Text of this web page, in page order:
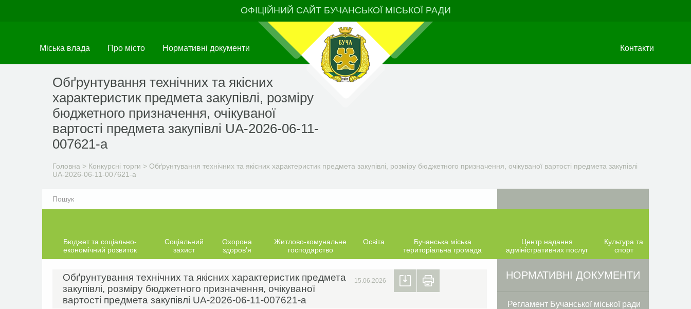
ОФІЦІЙНИЙ САЙТ БУЧАНСЬКОЇ МІСЬКОЇ РАДИ
Міська влада Про місто Нормативні документи Контакти
Обґрунтування технічних та якісних
характеристик предмета закупівлі, розміру
бюджетного призначення, очікуваної
вартості предмета закупівлі UA-2026-06-11-
007621-a
Головна > Конкурсні торги > Обґрунтування технічних та якісних характеристик предмета закупівлі, розміру бюджетного призначення, очікуваної вартості предмета закупівлі
UA-2026-06-11-007621-a
Бюджет та соціально-
економічний розвиток
Соціальний
захист
Охорона
здоров’я
Житлово-комунальне
господарство
Освіта
Бучанська міська
територіальна громада
Центр надання
адміністративних послуг
Культура та
спорт
Обґрунтування технічних та якісних характеристик предмета
закупівлі, розміру бюджетного призначення, очікуваної
вартості предмета закупівлі UA-2026-06-11-007621-a
15.06.2026 Facebook
Twitter
НОРМАТИВНІ ДОКУМЕНТИ
Регламент Бучанської міської ради